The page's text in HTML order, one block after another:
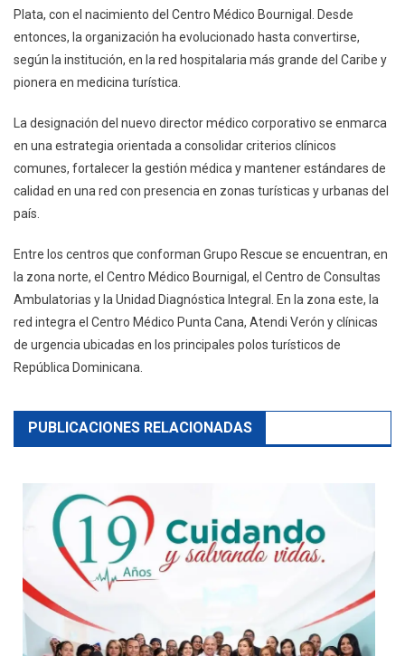
Plata, con el nacimiento del Centro Médico Bournigal. Desde
entonces, la organización ha evolucionado hasta convertirse,
según la institución, en la red hospitalaria más grande del Caribe y
pionera en medicina turística.
La designación del nuevo director médico corporativo se enmarca
en una estrategia orientada a consolidar criterios clínicos
comunes, fortalecer la gestión médica y mantener estándares de
calidad en una red con presencia en zonas turísticas y urbanas del
país.
Entre los centros que conforman Grupo Rescue se encuentran, en
la zona norte, el Centro Médico Bournigal, el Centro de Consultas
Ambulatorias y la Unidad Diagnóstica Integral. En la zona este, la
red integra el Centro Médico Punta Cana, Atendi Verón y clínicas
de urgencia ubicadas en los principales polos turísticos de
República Dominicana.
PUBLICACIONES RELACIONADAS